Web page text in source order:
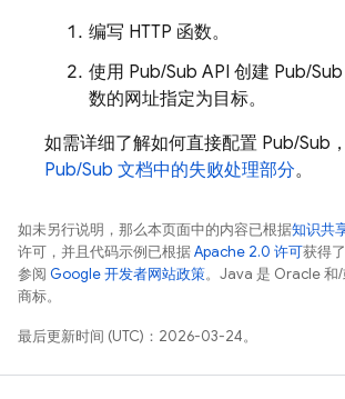
编写 HTTP 函数。
使用 Pub/Sub API 创建 Pub/Sub
数的网址指定为目标。
如需详细了解如何直接配置 Pub/Sub
Pub/Sub 文档中的失败处理部分。
如未另行说明，那么本页面中的内容已根据知识共
许可，并且代码示例已根据Apache 2.0 许可获得
参阅 Google 开发者网站政策。Java 是 Oracle 和
商标。
最后更新时间 (UTC)：2026-03-24。